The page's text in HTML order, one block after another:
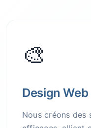
🎨
Design Web
Nous créons des